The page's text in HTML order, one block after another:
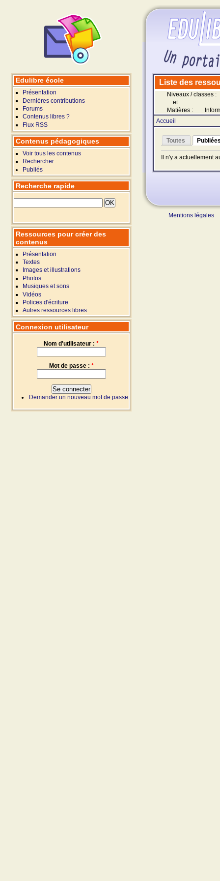
Liste des
Niveaux / classes :
et
Matières :
Accueil
Toutes
Il n'y a actuellement
Mentions légales
Edulibre école
Présentation
Dernières contributions
Forums
Contenus libres ?
Flux RSS
Contenus pédagogiques
Voir tous les contenus
Rechercher
Publiés
Recherche rapide
Ressources pour créer des
contenus
Présentation
Textes
Images et illustrations
Photos
Musiques et sons
Vidéos
Polices d'écriture
Autres ressources libres
Connexion utilisateur
Nom d'utilisateur : *
Mot de passe : *
Demander un nouveau mot de passe